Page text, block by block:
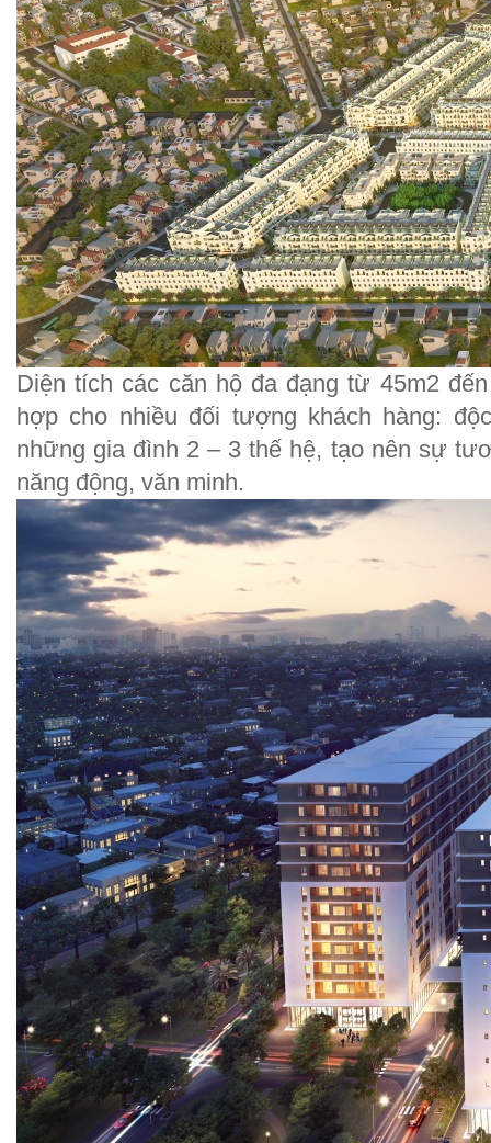
Diện tích các căn hộ đa đạng từ 45m2
hợp cho nhiều đối tượng khách hàng:
những gia đình 2 – 3 thế hệ, tạo nên sự
năng động, văn minh.